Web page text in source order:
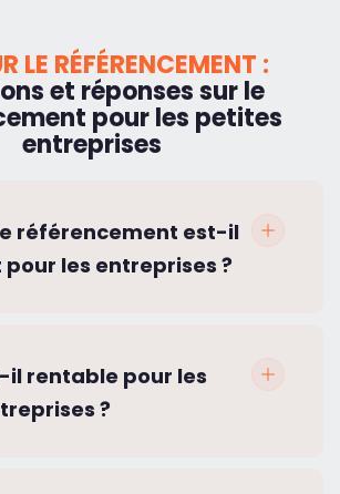
LE RÉFÉRENCEMENT :
et réponses sur le
pour les petites
entreprises
référencement est-il
les entreprises ?
il rentable pour les
?